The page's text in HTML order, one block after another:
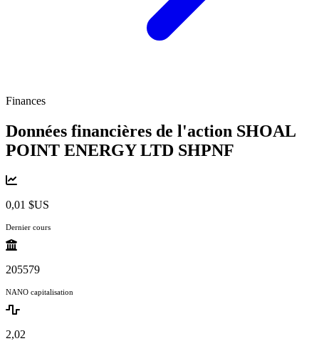
Finances
Données financières de l'action SHOAL
POINT ENERGY LTD SHPNF
0,01 $US
Dernier cours
205579
NANO capitalisation
2,02